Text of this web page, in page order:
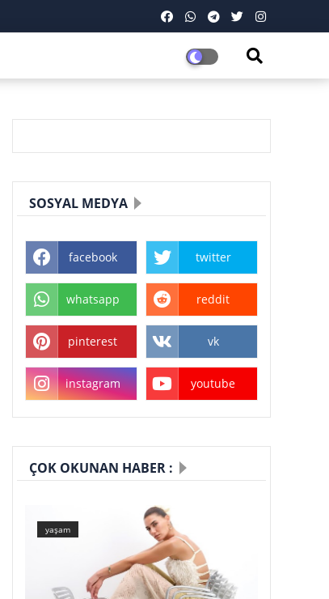
SOSYAL MEDYA
facebook twitter
whatsapp reddit
pinterest vk
instagram youtube
ÇOK OKUNAN HABER :
yaşam